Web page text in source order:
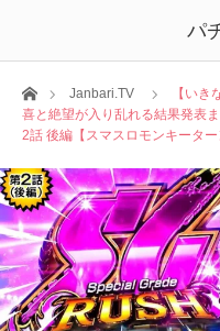
パ
ホームJanbari.TV
【い
喜と絶望が入り乱れる結果発表
2話 後編【スマスロモンキータ